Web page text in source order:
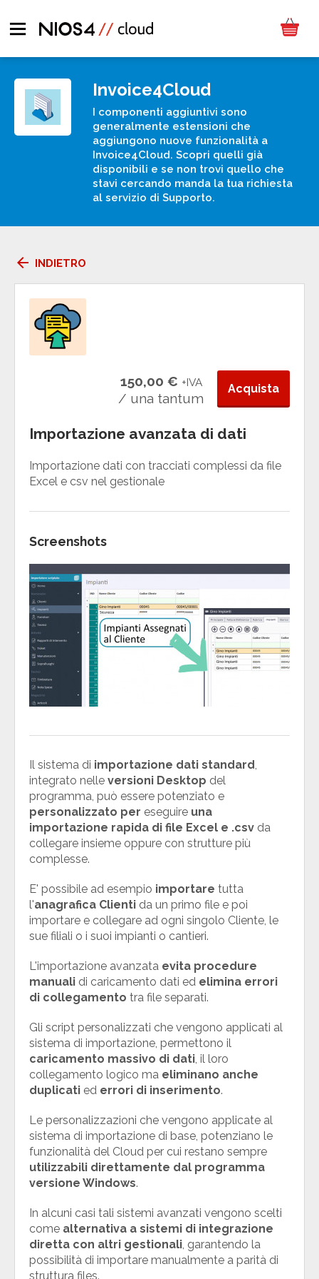
Invoice4Cloud
I componenti aggiuntivi sono
generalmente estensioni che
aggiungono nuove funzionalità a
Invoice4Cloud. Scopri quelli già
disponibili e se non trovi quello che
stavi cercando manda la tua richiesta
al servizio di Supporto.
arrow_back INDIETRO
150,00 € +IVA
/ una tantum
Acquista
Importazione avanzata di dati
Importazione dati con tracciati complessi da file
Excel e csv nel gestionale
Screenshots
Il sistema di importazione dati standard
integrato nelle versioni Desktop del
programma, può essere potenziato e
personalizzato per eseguire una
importazione rapida di file Excel e .csv da
collegare insieme oppure con strutture più
complesse.
E' possibile ad esempio importare tutta
l'anagrafica Clienti da un primo file e poi
importare e collegare ad ogni singolo Cliente, le
sue filiali o i suoi impianti o cantieri.
L'importazione avanzata evita procedure
manuali di caricamento dati ed elimina errori
di collegamento tra file separati.
Gli script personalizzati che vengono applicati al
sistema di importazione, permettono il
caricamento massivo di dati , il loro
collegamento logico ma eliminano anche
duplicati ed errori di inserimento.
Le personalizzazioni che vengono applicate al
sistema di importazione di base, potenziano le
funzionalità del Cloud per cui restano sempre
utilizzabili direttamente dal programma
versione Windows.
In alcuni casi tali sistemi avanzati vengono scelti
come alternativa a sistemi di integrazione
diretta con altri gestionali , garantendo la
possibilità di importare manualmente a parità di
struttura files.